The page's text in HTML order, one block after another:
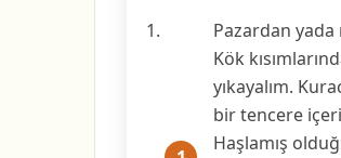
Pazardan yada
Kök
yıkayalım.
bir tencere
Haşlamış